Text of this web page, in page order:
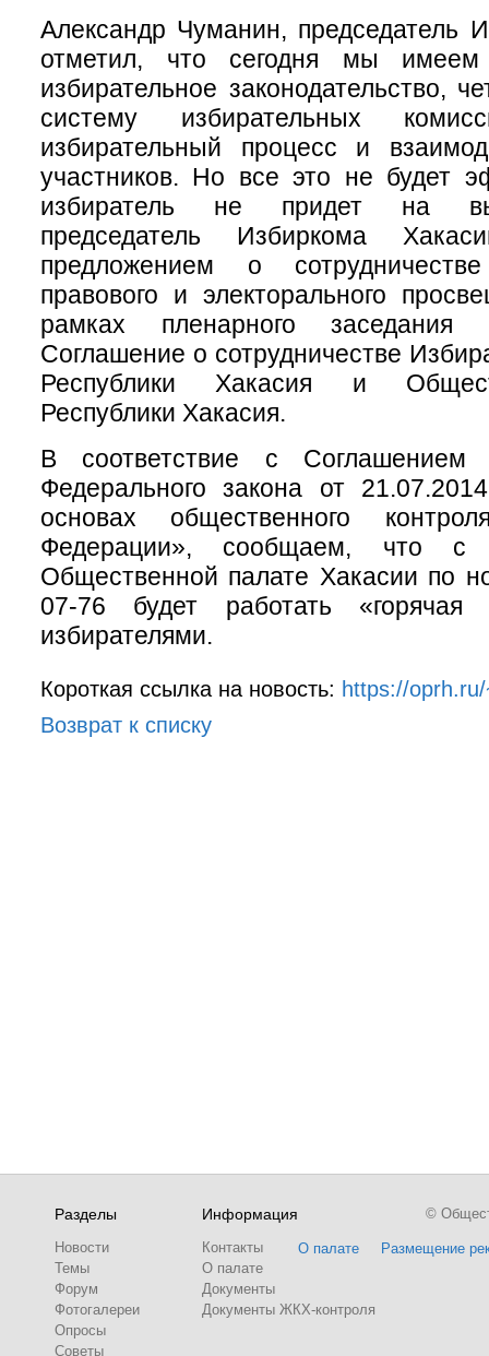
Александр Чуманин, председатель
отметил, что сегодня мы имеем
избирательное законодательство,
систему избирательных
избирательный процесс и
участников. Но все это не будет
избиратель не придет на
председатель Избиркома
предложением о
правового и электорального
рамках пленарного заседания
Соглашение о сотрудничестве
Республики Хакасия и
Республики Хакасия.
В соответствие с
Федерального закона от
основах общественного
Федерации», сообщаем, что
Общественной палате Хакасии по
07-76 будет работать
избирателями.
Короткая ссылка на новость: https://
Возврат к списку
Разделы
Новости
Темы
Форум
Фотогалереи
Опросы
Советы
Информация
Контакты
О палате
Документы
Документы ЖКХ-контроля
О палате Размещение
©